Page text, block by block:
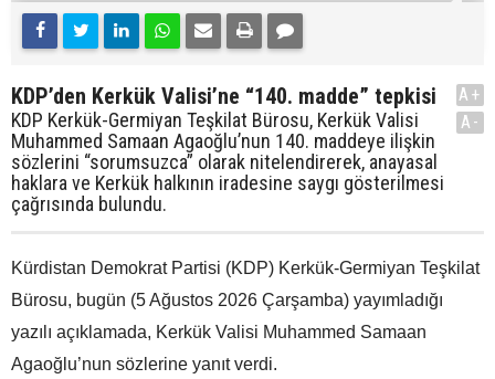
KDP’den Kerkük Valisi’ne “140. madde” tepkisi
KDP Kerkük-Germiyan Teşkilat Bürosu, Kerkük Valisi
Muhammed Samaan Agaoğlu’nun 140. maddeye ilişkin
sözlerini “sorumsuzca” olarak nitelendirerek, anayasal
haklara ve Kerkük halkının iradesine saygı gösterilmesi
çağrısında bulundu.
A+
A-
Kürdistan Demokrat Partisi (KDP) Kerkük-Germiyan Teşkilat
Bürosu, bugün (5 Ağustos 2026 Çarşamba) yayımladığı
yazılı açıklamada, Kerkük Valisi Muhammed Samaan
Agaoğlu’nun sözlerine yanıt verdi.